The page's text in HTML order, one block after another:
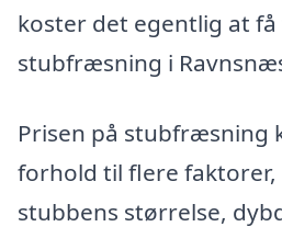
koster det egentlig at
stubfræsning i
Prisen på stubfræsning
forhold til flere
stubbens størrelse,